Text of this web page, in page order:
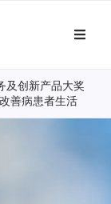
及创新产品大奖
善病患者生活